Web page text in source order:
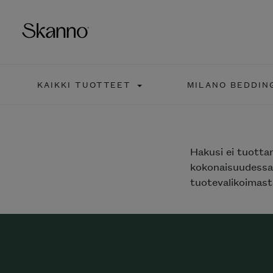
KAIKKI TUOTTEET MILANO
Hakusi ei